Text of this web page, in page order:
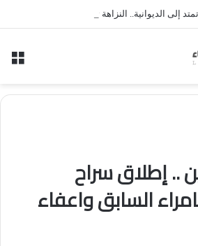
.. إطلاق سراح
السابق واعفاء